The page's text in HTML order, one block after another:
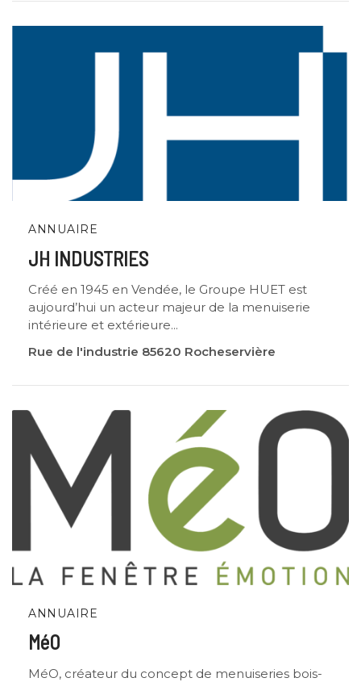
ANNUAIRE
JH INDUSTRIES
Créé en 1945 en Vendée, le Groupe HUET est
aujourd’hui un acteur majeur de la menuiserie
intérieure et extérieure...
Rue de l'industrie 85620 Rocheservière
ANNUAIRE
MéO
MéO, créateur du concept de menuiseries bois-